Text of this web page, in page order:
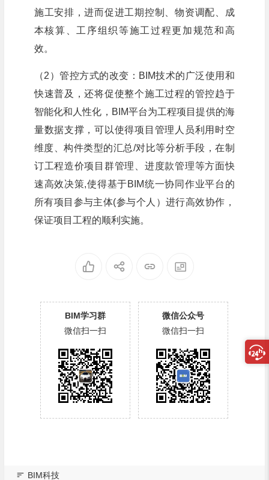
施工安排，进而促进工期控制、物资调配、成
本核算、工序组织等施工过程更加规范和高
效。
（2）管控方式的改变：BIM技术的广泛使用和
快速普及，还将促使整个施工过程的管控趋于
智能化和人性化，BIM平台为工程项目提供的海
量数据支撑，可以使得项目管理人员利用时空
维度、构件类型的汇总/对比等分析手段，在制
订工程造价项目群管理、进度款管理等方面快
速高效决策,使得基于BIM统一协同作业平台的
所有项目参与主体(参与个人）进行高效协作，
保证项目工程的顺利实施。
BIM学习群
微信扫一扫
微信公众号
微信扫一扫
BIM科技